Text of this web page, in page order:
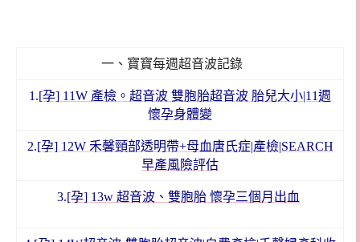
一、寶寶每週超音波記錄
1.[孕] 11W 產檢。超音波 雙胞胎超音波 胎兒大小|11週
懷孕身體變
2.[孕] 12W 禾馨頸部透明帶+母血唐氏症|產檢|SEARCH
早產風險評估
3.[孕] 13w 超音波、雙胞胎 懷孕三個月出血